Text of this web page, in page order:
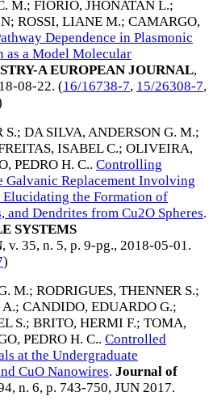
M.; FIORIO, JHONATAN L.;
; ROSSI, LIANE M.; CAMARGO,
Dependence in Plasmonic
as a Model Molecular
A EUROPEAN JOURNAL,
08-22. (16/16738-7, 15/26308-7,
S.; DA SILVA, ANDERSON G. M.;
ISABEL C.; OLIVEIRA,
PEDRO H. C.. Controlling
Galvanic Replacement Involving
the Formation of
Dendrites from Cu2O Spheres.
SYSTEMS
, v. 35, n. 5, p. 9-pg., 2018-05-01 .
)
M.; RODRIGUES, THENNER S.;
A.; CANDIDO, EDUARDO G.;
S.; BRITO, HERMI F.; TOMA,
PEDRO H. C.. Controlled
at the Undergraduate
CuO Nanowires. Journal of
n. 6, p. 743-750, JUN 2017.